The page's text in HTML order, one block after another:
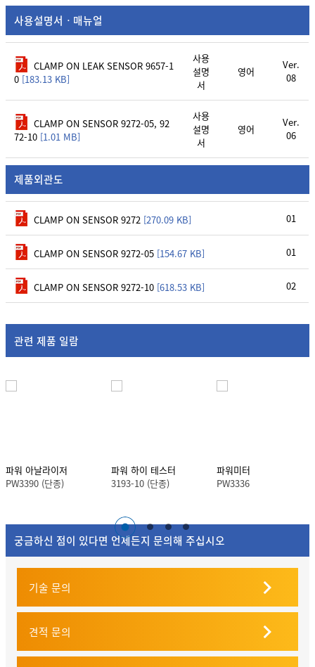
사용설명서ㆍ매뉴얼
CLAMP ON LEAK SENSOR 9657-1
0 [183.13 KB]
사용
설명
서
영어
Ver.
08
CLAMP ON SENSOR 9272-05, 92
72-10 [1.01 MB]
사용
설명
서
영어
Ver.
06
제품외관도
CLAMP ON SENSOR 9272 [270.09 KB] 01
CLAMP ON SENSOR 9272-05 [154.67 KB] 01
CLAMP ON SENSOR 9272-10 [618.53 KB] 02
관련 제품 일람
파워 아날라이저
PW3390 (단종)
파워 하이 테스터
3193-10 (단종)
파워미터
PW3336
궁금하신 점이 있다면 언제든지 문의해 주십시오
기술 문의
견적 문의